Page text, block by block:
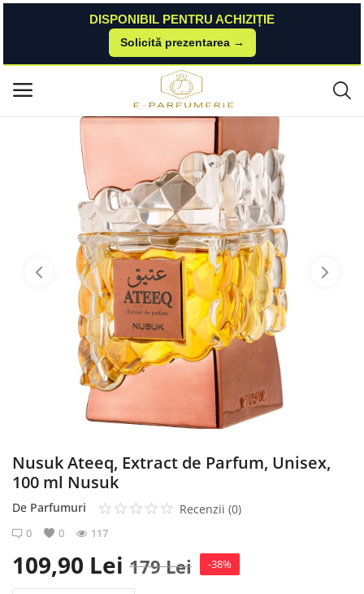
DISPONIBIL PENTRU ACHIZIȚIE
Solicită prezentarea →
Meniu principal
Listă de dorințe
Autentificare
Înregistrare
Parfumuri Unisex
Nusuk Ateeq, Extract de Parfum, Unisex, 100 ml Nusuk
Nusuk Ateeq, Extract de Parfum, Unisex,
100 ml Nusuk
De Parfumuri Recenzii (0)
0 0 117
109,90 Lei 179Lei -38%